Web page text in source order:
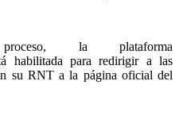
la plataforma
habilitada para redirigir a las
su RNT a la página oficial del